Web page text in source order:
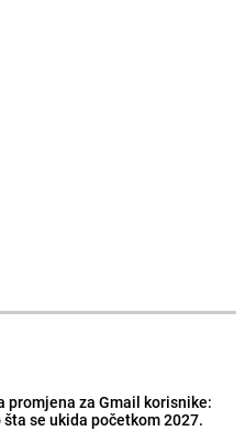
promjena za Gmail korisnike:
se ukida početkom 2027.